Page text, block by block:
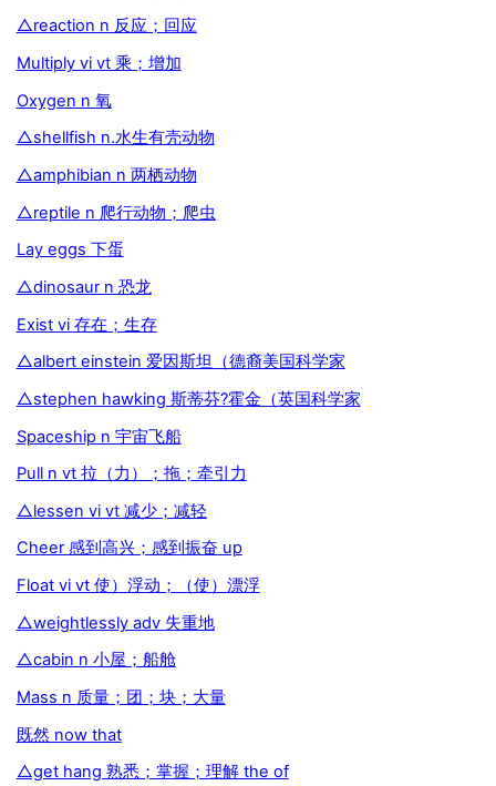
△reaction n 反应；回应
Multiply vi vt 乘；增加
Oxygen n 氧
△shellfish n.水生有壳动物
△amphibian n 两栖动物
△reptile n 爬行动物；爬虫
Lay eggs 下蛋
△dinosaur n 恐龙
Exist vi 存在；生存
△albert einstein 爱因斯坦（德裔美国科学家
△stephen hawking 斯蒂芬?霍金（英国科学家
Spaceship n 宇宙飞船
Pull n vt 拉（力）；拖；牵引力
△lessen vi vt 减少；减轻
Cheer 感到高兴；感到振奋 up
Float vi vt 使）浮动；（使）漂浮
△weightlessly adv 失重地
△cabin n 小屋；船舱
Mass n 质量；团；块；大量
既然 now that
△get hang 熟悉；掌握；理解 the of